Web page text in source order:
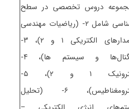
دروس تخصصی در سطح
کارشناسی شامل ۲- (ریاضیات مهندسی
– مدارهای الکتریکی ۱ و ۲)، ۳-
(سیگنال‌ها و سیستم ها)، ۴-
(الکترونیک ۱ و ۲)، ۵-
(الکترومغناطیس)، ۶- (تحلیل